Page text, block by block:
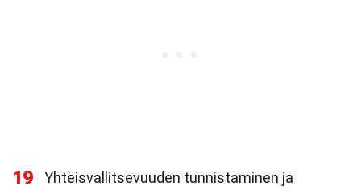
19
Yhteisvallitsevuuden tunnistaminen ja